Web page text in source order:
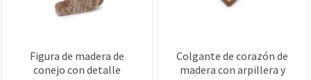
Figura de madera de
conejo con detalle
Colgante de corazón de
madera con arpillera y